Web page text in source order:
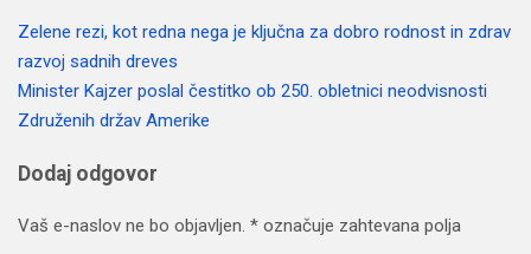
Navigacija
prispevka
Zelene rezi, kot redna nega je ključna za dobro rodnost in zdrav
razvoj sadnih dreves
Minister Kajzer poslal čestitko ob 250. obletnici neodvisnosti
Združenih držav Amerike
Dodaj odgovor
Vaš e-naslov ne bo objavljen. * označuje zahtevana polja